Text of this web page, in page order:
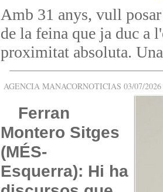
Amb 31 anys, vull
de la feina que ja duc a
proximitat absoluta.
AGENCIA MANACORNOTICIAS 03/07/
Ferran
Montero Sitges
(MÉS-
Esquerra): Hi ha